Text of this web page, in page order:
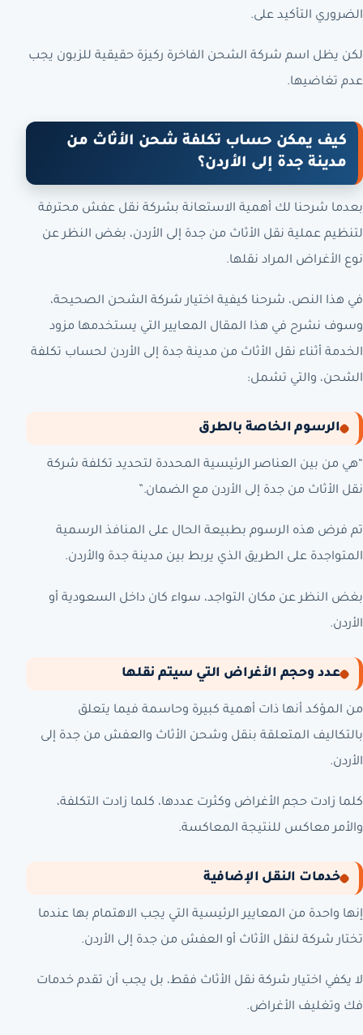
الضروري التأكيد على.
لكن يظل اسم شركة الشحن الفاخرة ركيزة حقيقية للزبون يجب
عدم تغاضيها.
كيف يمكن حساب تكلفة شحن الأثاث من
مدينة جدة إلى الأردن؟
بعدما شرحنا لك أهمية الاستعانة بشركة نقل عفش محترفة
لتنظيم عملية نقل الأثاث من جدة إلى الأردن، بغض النظر عن
نوع الأغراض المراد نقلها.
في هذا النص، شرحنا كيفية اختيار شركة الشحن الصحيحة،
وسوف نشرح في هذا المقال المعايير التي يستخدمها مزود
الخدمة أثناء نقل الأثاث من مدينة جدة إلى الأردن لحساب تكلفة
الشحن، والتي تشمل:
الرسوم الخاصة بالطرق
“هي من بين العناصر الرئيسية المحددة لتحديد تكلفة شركة
نقل الأثاث من جدة إلى الأردن مع الضمان.”
تم فرض هذه الرسوم بطبيعة الحال على المنافذ الرسمية
المتواجدة على الطريق الذي يربط بين مدينة جدة والأردن.
بغض النظر عن مكان التواجد، سواء كان داخل السعودية أو
الأردن.
عدد وحجم الأغراض التي سيتم نقلها
من المؤكد أنها ذات أهمية كبيرة وحاسمة فيما يتعلق
بالتكاليف المتعلقة بنقل وشحن الأثاث والعفش من جدة إلى
الأردن.
كلما زادت حجم الأغراض وكثرت عددها، كلما زادت التكلفة،
والأمر معاكس للنتيجة المعاكسة.
خدمات النقل الإضافية
إنها واحدة من المعايير الرئيسية التي يجب الاهتمام بها عندما
تختار شركة لنقل الأثاث أو العفش من جدة إلى الأردن.
لا يكفي اختيار شركة نقل الأثاث فقط، بل يجب أن تقدم خدمات
فك وتغليف الأغراض.